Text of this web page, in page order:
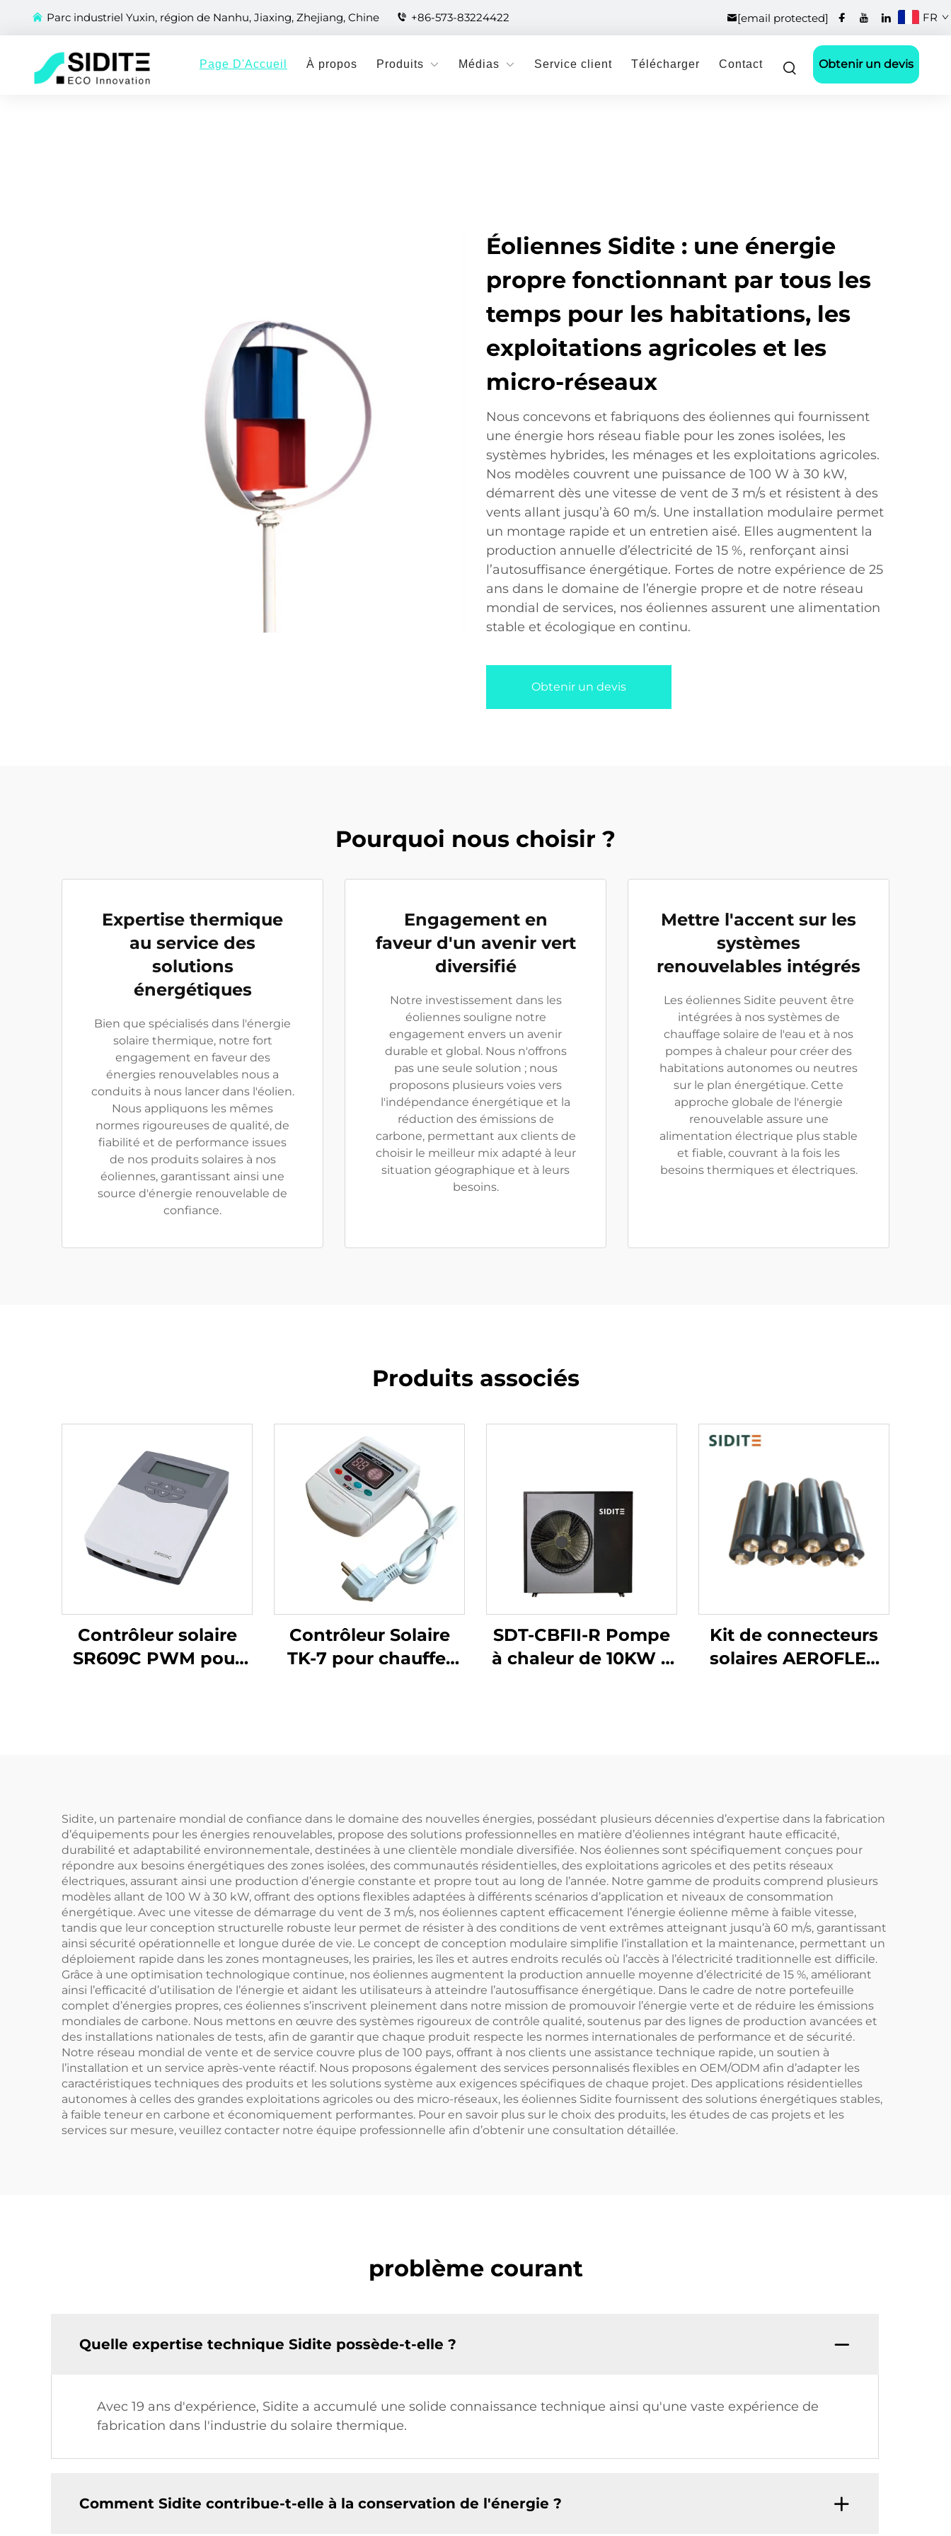
Parc industriel Yuxin, région de Nanhu, Jiaxing, Zhejiang, Chine +86-573-83224422 [email protected] FR
Page D'Accueil À propos Produits Médias Service client Télécharger Contact Obtenir un devis
Éoliennes Sidite : une énergie
propre fonctionnant par tous les
temps pour les habitations, les
exploitations agricoles et les
micro-réseaux
Nous concevons et fabriquons des éoliennes qui fournissent
une énergie hors réseau fiable pour les zones isolées, les
systèmes hybrides, les ménages et les exploitations agricoles.
Nos modèles couvrent une puissance de 100 W à 30 kW,
démarrent dès une vitesse de vent de 3 m/s et résistent à des
vents allant jusqu’à 60 m/s. Une installation modulaire permet
un montage rapide et un entretien aisé. Elles augmentent la
production annuelle d’électricité de 15 %, renforçant ainsi
l’autosuffisance énergétique. Fortes de notre expérience de 25
ans dans le domaine de l’énergie propre et de notre réseau
mondial de services, nos éoliennes assurent une alimentation
stable et écologique en continu.
Obtenir un devis
Pourquoi nous choisir ?
Expertise thermique
au service des
solutions
énergétiques
Bien que spécialisés dans l'énergie
solaire thermique, notre fort
engagement en faveur des
énergies renouvelables nous a
conduits à nous lancer dans l'éolien.
Nous appliquons les mêmes
normes rigoureuses de qualité, de
fiabilité et de performance issues
de nos produits solaires à nos
éoliennes, garantissant ainsi une
source d'énergie renouvelable de
confiance.
Engagement en
faveur d'un avenir vert
diversifié
Notre investissement dans les
éoliennes souligne notre
engagement envers un avenir
durable et global. Nous n'offrons
pas une seule solution ; nous
proposons plusieurs voies vers
l'indépendance énergétique et la
réduction des émissions de
carbone, permettant aux clients de
choisir le meilleur mix adapté à leur
situation géographique et à leurs
besoins.
Mettre l'accent sur les
systèmes
renouvelables intégrés
Les éoliennes Sidite peuvent être
intégrées à nos systèmes de
chauffage solaire de l'eau et à nos
pompes à chaleur pour créer des
habitations autonomes ou neutres
sur le plan énergétique. Cette
approche globale de l'énergie
renouvelable assure une
alimentation électrique plus stable
et fiable, couvrant à la fois les
besoins thermiques et électriques.
Produits associés
Contrôleur solaire
SR609C PWM pour
Contrôleur Solaire
TK-7 pour chauffe-
SDT-CBFII-R Pompe
à chaleur de 10KW à
l'environnement,
fonctionnement
silencieux.
Kit de connecteurs
solaires AEROFLEX
Sans soudure requise
Sidite, un partenaire mondial de confiance dans le domaine des nouvelles énergies, possédant plusieurs décennies d’expertise dans la fabrication
d’équipements pour les énergies renouvelables, propose des solutions professionnelles en matière d’éoliennes intégrant haute efficacité,
durabilité et adaptabilité environnementale, destinées à une clientèle mondiale diversifiée. Nos éoliennes sont spécifiquement conçues pour
répondre aux besoins énergétiques des zones isolées, des communautés résidentielles, des exploitations agricoles et des petits réseaux
électriques, assurant ainsi une production d’énergie constante et propre tout au long de l’année. Notre gamme de produits comprend plusieurs
modèles allant de 100 W à 30 kW, offrant des options flexibles adaptées à différents scénarios d’application et niveaux de consommation
énergétique. Avec une vitesse de démarrage du vent de 3 m/s, nos éoliennes captent efficacement l’énergie éolienne même à faible vitesse,
tandis que leur conception structurelle robuste leur permet de résister à des conditions de vent extrêmes atteignant jusqu’à 60 m/s, garantissant
ainsi sécurité opérationnelle et longue durée de vie. Le concept de conception modulaire simplifie l’installation et la maintenance, permettant un
déploiement rapide dans les zones montagneuses, les prairies, les îles et autres endroits reculés où l’accès à l’électricité traditionnelle est difficile.
Grâce à une optimisation technologique continue, nos éoliennes augmentent la production annuelle moyenne d’électricité de 15 %, améliorant
ainsi l’efficacité d’utilisation de l’énergie et aidant les utilisateurs à atteindre l’autosuffisance énergétique. Dans le cadre de notre portefeuille
complet d’énergies propres, ces éoliennes s’inscrivent pleinement dans notre mission de promouvoir l’énergie verte et de réduire les émissions
mondiales de carbone. Nous mettons en œuvre des systèmes rigoureux de contrôle qualité, soutenus par des lignes de production avancées et
des installations nationales de tests, afin de garantir que chaque produit respecte les normes internationales de performance et de sécurité.
Notre réseau mondial de vente et de service couvre plus de 100 pays, offrant à nos clients une assistance technique rapide, un soutien à
l’installation et un service après-vente réactif. Nous proposons également des services personnalisés flexibles en OEM/ODM afin d’adapter les
caractéristiques techniques des produits et les solutions système aux exigences spécifiques de chaque projet. Des applications résidentielles
autonomes à celles des grandes exploitations agricoles ou des micro-réseaux, les éoliennes Sidite fournissent des solutions énergétiques stables,
à faible teneur en carbone et économiquement performantes. Pour en savoir plus sur le choix des produits, les études de cas projets et les
services sur mesure, veuillez contacter notre équipe professionnelle afin d’obtenir une consultation détaillée.
problème courant
Quelle expertise technique Sidite possède-t-elle ?
Avec 19 ans d'expérience, Sidite a accumulé une solide connaissance technique ainsi qu'une vaste expérience de
fabrication dans l'industrie du solaire thermique.
Comment Sidite contribue-t-elle à la conservation de l'énergie ?